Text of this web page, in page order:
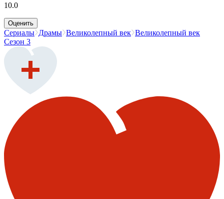
10.0
Оценить
Сериалы Драмы Великолепный век Великолепный век
Сезон 3